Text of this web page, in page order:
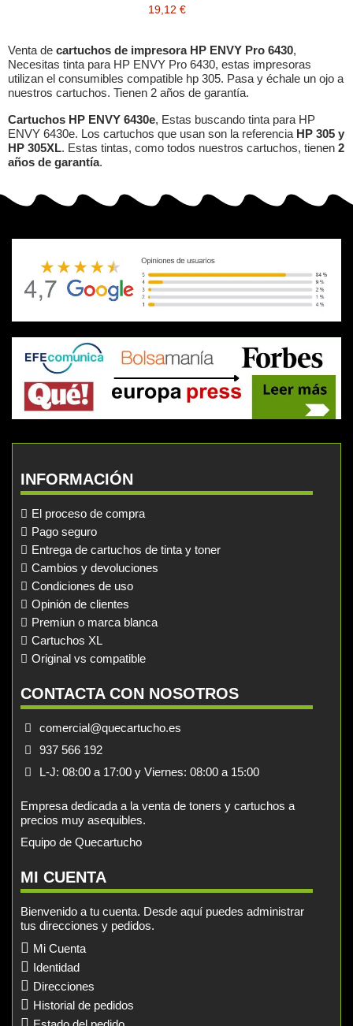
19,12 €
Venta de cartuchos de impresora HP ENVY Pro 6430,
Necesitas tinta para HP ENVY Pro 6430, estas impresoras
utilizan el consumibles compatible hp 305. Pasa y échale un ojo a
nuestros cartuchos. Tienen 2 años de garantía.
Cartuchos HP ENVY 6430e, Estas buscando tinta para HP
ENVY 6430e. Los cartuchos que usan son la referencia HP 305 y
HP 305XL. Estas tintas, como todos nuestros cartuchos, tienen 2
años de garantía.
INFORMACIÓN
El proceso de compra
Pago seguro
Entrega de cartuchos de tinta y toner
Cambios y devoluciones
Condiciones de uso
Opinión de clientes
Premiun o marca blanca
Cartuchos XL
Original vs compatible
CONTACTA CON NOSOTROS
comercial@quecartucho.es
937 566 192
L-J: 08:00 a 17:00 y Viernes: 08:00 a 15:00
Empresa dedicada a la venta de toners y cartuchos a
precios muy asequibles.
Equipo de Quecartucho
MI CUENTA
Bienvenido a tu cuenta. Desde aquí puedes administrar
tus direcciones y pedidos.
Mi Cuenta
Identidad
Direcciones
Historial de pedidos